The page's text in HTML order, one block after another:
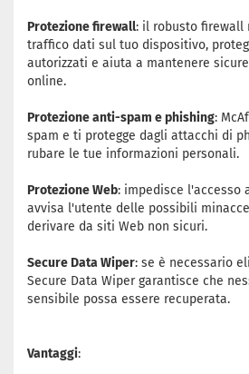
Protezione firewall: il robusto
traffico dati sul tuo dispositivo,
autorizzati e aiuta a mantenere
online.
Protezione anti-spam e phishing:
spam e ti protegge dagli attacchi di
rubare le tue informazioni personali.
Protezione Web: impedisce l'accesso
avvisa l'utente delle possibili
derivare da siti Web non sicuri.
Secure Data Wiper: se è necessario
Secure Data Wiper garantisce che
sensibile possa essere recuperata.
Vantaggi: